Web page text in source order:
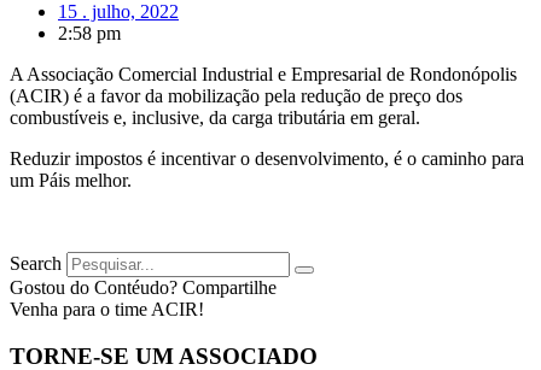
15 . julho, 2022
2:58 pm
A Associação Comercial Industrial e Empresarial de Rondonópolis
(ACIR) é a favor da mobilização pela redução de preço dos
combustíveis e, inclusive, da carga tributária em geral.
Reduzir impostos é incentivar o desenvolvimento, é o caminho para
um Páis melhor.
Search
Gostou do Contéudo? Compartilhe
Venha para o time ACIR!
TORNE-SE UM ASSOCIADO